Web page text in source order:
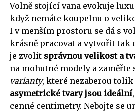
Volně stojící vana evokuje
když nemáte koupelnu o
I v menším prostoru se dá s
krásně pracovat a vytvořit tak
je zvolit správnou velikost a
na mohutné modely a zaměřte
varianty, které nezaberou tolik
asymetrické tvary jsou ideální
cenné centimetry. Nebojte se